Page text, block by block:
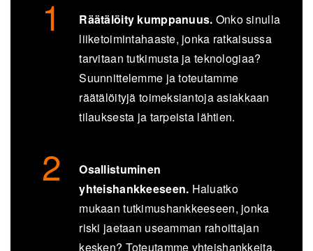
Räätälöity kumppanuus. Onko sinulla
liiketoimintahaaste, jonka ratkaisussa
tarvitaan tutkimusta ja teknologiaa?
Suunnittelemme ja toteutamme
räätälöityjä toimeksiantoja asiakkaan
tilauksesta ja tarpeista lähtien.
Osallistuminen
yhteishankkeeseen. Haluatko
mukaan tutkimushankkeeseen, jonka
riski jaetaan useamman rahoittajan
kesken? Toteutamme yhteishankkeita,